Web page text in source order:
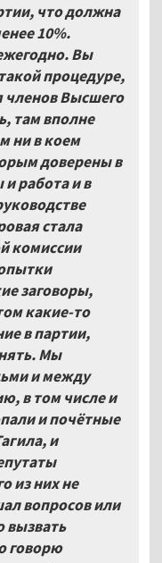
что должна
10%.
Вы
процедуре,
членов Высшего
там вполне
ни в коем
доверены в
работа и в
стала
комиссии
заговоры,
какие-то
в партии,
Мы
и между
в том числе и
и почётные
и
из них не
вопросов или
вызвать
говорю